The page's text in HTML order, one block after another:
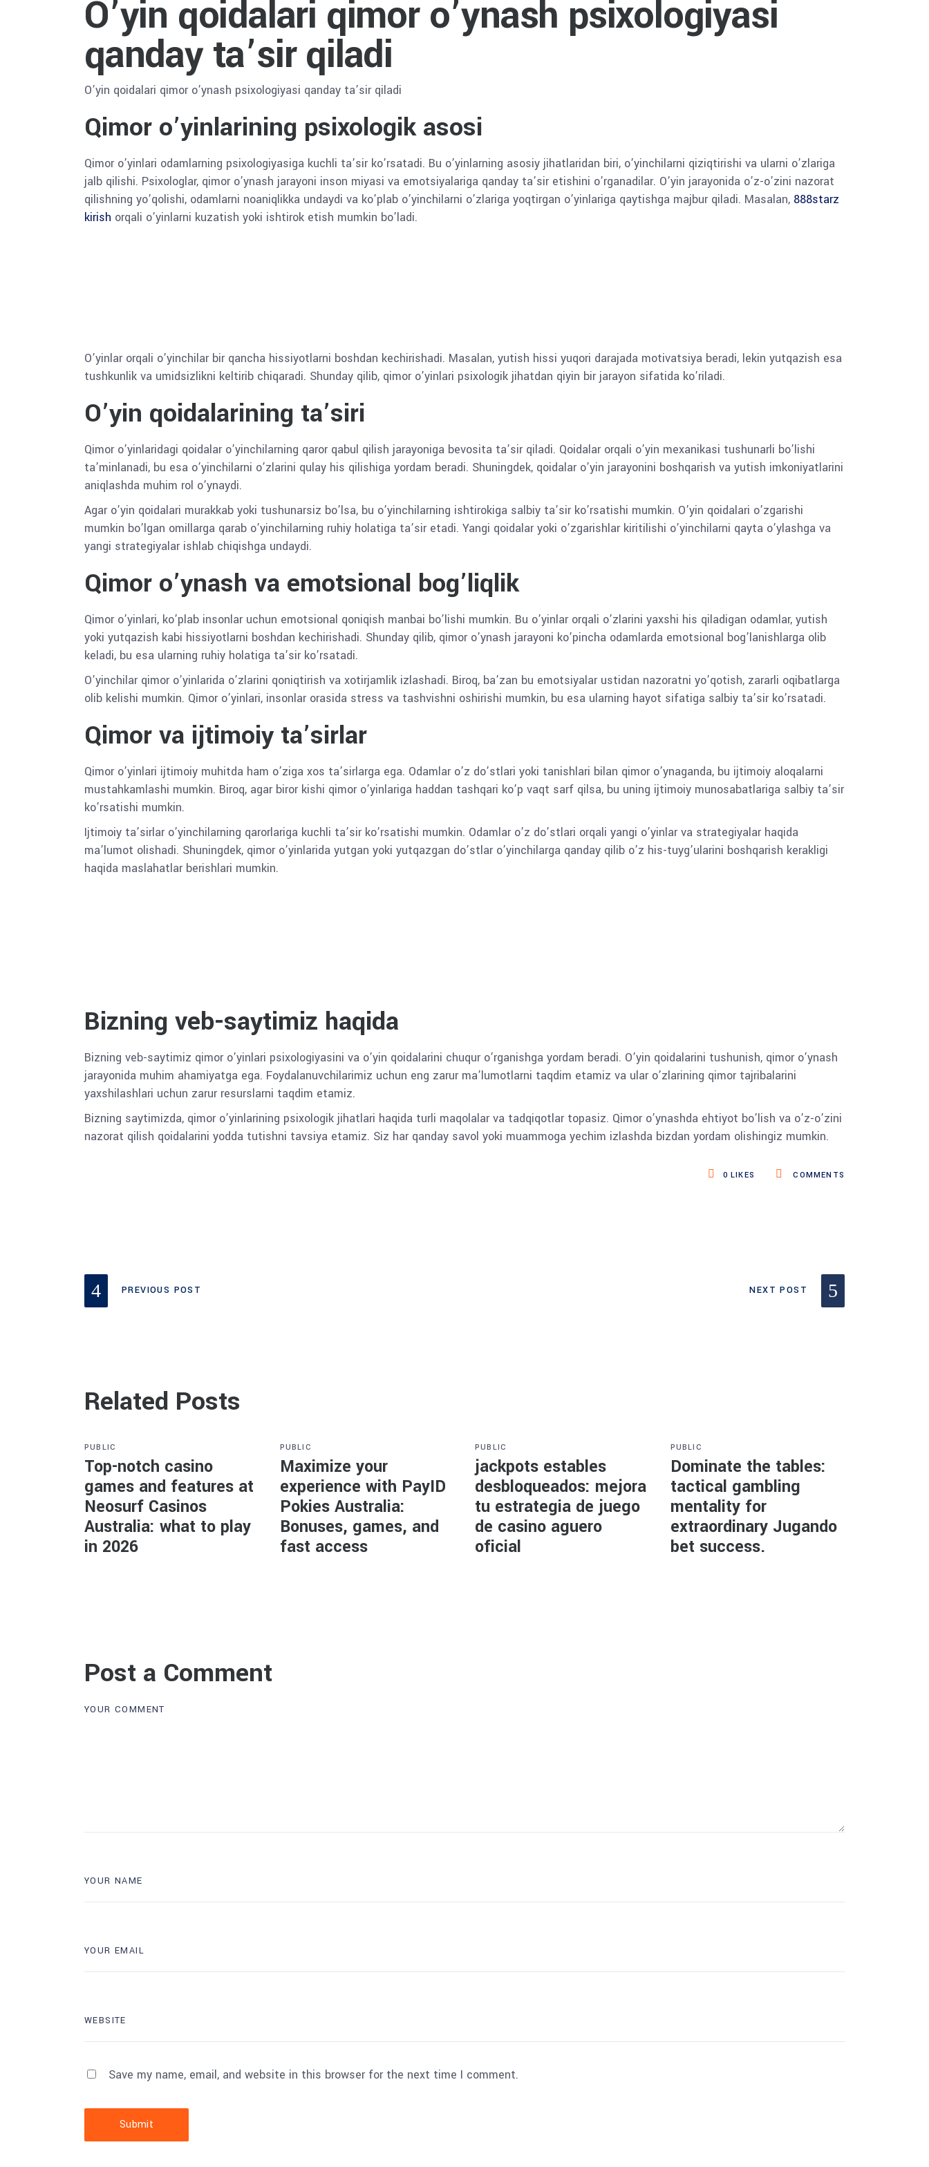
O’yin qoidalari qimor o’ynash psixologiyasi
qanday ta’sir qiladi
O’yin qoidalari qimor o’ynash psixologiyasi qanday ta’sir qiladi
Qimor o’yinlarining psixologik asosi
Qimor o’yinlari odamlarning psixologiyasiga kuchli ta’sir ko’rsatadi. Bu o’yinlarning asosiy jihatlaridan biri, o’yinchilarni qiziqtirishi va ularni o’zlariga
jalb qilishi. Psixologlar, qimor o’ynash jarayoni inson miyasi va emotsiyalariga qanday ta’sir etishini o’rganadilar. O’yin jarayonida o’z-o’zini nazorat
qilishning yo’qolishi, odamlarni noaniqlikka undaydi va ko’plab o’yinchilarni o’zlariga yoqtirgan o’yinlariga qaytishga majbur qiladi. Masalan, 888starz
kirish orqali o’yinlarni kuzatish yoki ishtirok etish mumkin bo’ladi.
O’yinlar orqali o’yinchilar bir qancha hissiyotlarni boshdan kechirishadi. Masalan, yutish hissi yuqori darajada motivatsiya beradi, lekin yutqazish esa
tushkunlik va umidsizlikni keltirib chiqaradi. Shunday qilib, qimor o’yinlari psixologik jihatdan qiyin bir jarayon sifatida ko’riladi.
O’yin qoidalarining ta’siri
Qimor o’yinlaridagi qoidalar o’yinchilarning qaror qabul qilish jarayoniga bevosita ta’sir qiladi. Qoidalar orqali o’yin mexanikasi tushunarli bo’lishi
ta’minlanadi, bu esa o’yinchilarni o’zlarini qulay his qilishiga yordam beradi. Shuningdek, qoidalar o’yin jarayonini boshqarish va yutish imkoniyatlarini
aniqlashda muhim rol o’ynaydi.
Agar o’yin qoidalari murakkab yoki tushunarsiz bo’lsa, bu o’yinchilarning ishtirokiga salbiy ta’sir ko’rsatishi mumkin. O’yin qoidalari o’zgarishi
mumkin bo’lgan omillarga qarab o’yinchilarning ruhiy holatiga ta’sir etadi. Yangi qoidalar yoki o’zgarishlar kiritilishi o’yinchilarni qayta o’ylashga va
yangi strategiyalar ishlab chiqishga undaydi.
Qimor o’ynash va emotsional bog’liqlik
Qimor o’yinlari, ko’plab insonlar uchun emotsional qoniqish manbai bo’lishi mumkin. Bu o’yinlar orqali o’zlarini yaxshi his qiladigan odamlar, yutish
yoki yutqazish kabi hissiyotlarni boshdan kechirishadi. Shunday qilib, qimor o’ynash jarayoni ko’pincha odamlarda emotsional bog’lanishlarga olib
keladi, bu esa ularning ruhiy holatiga ta’sir ko’rsatadi.
O’yinchilar qimor o’yinlarida o’zlarini qoniqtirish va xotirjamlik izlashadi. Biroq, ba’zan bu emotsiyalar ustidan nazoratni yo’qotish, zararli oqibatlarga
olib kelishi mumkin. Qimor o’yinlari, insonlar orasida stress va tashvishni oshirishi mumkin, bu esa ularning hayot sifatiga salbiy ta’sir ko’rsatadi.
Qimor va ijtimoiy ta’sirlar
Qimor o’yinlari ijtimoiy muhitda ham o’ziga xos ta’sirlarga ega. Odamlar o’z do’stlari yoki tanishlari bilan qimor o’ynaganda, bu ijtimoiy aloqalarni
mustahkamlashi mumkin. Biroq, agar biror kishi qimor o’yinlariga haddan tashqari ko’p vaqt sarf qilsa, bu uning ijtimoiy munosabatlariga salbiy ta’sir
ko’rsatishi mumkin.
Ijtimoiy ta’sirlar o’yinchilarning qarorlariga kuchli ta’sir ko’rsatishi mumkin. Odamlar o’z do’stlari orqali yangi o’yinlar va strategiyalar haqida
ma’lumot olishadi. Shuningdek, qimor o’yinlarida yutgan yoki yutqazgan do’stlar o’yinchilarga qanday qilib o’z his-tuyg’ularini boshqarish kerakligi
haqida maslahatlar berishlari mumkin.
Bizning veb-saytimiz haqida
Bizning veb-saytimiz qimor o’yinlari psixologiyasini va o’yin qoidalarini chuqur o’rganishga yordam beradi. O’yin qoidalarini tushunish, qimor o’ynash
jarayonida muhim ahamiyatga ega. Foydalanuvchilarimiz uchun eng zarur ma’lumotlarni taqdim etamiz va ular o’zlarining qimor tajribalarini
yaxshilashlari uchun zarur resurslarni taqdim etamiz.
Bizning saytimizda, qimor o’yinlarining psixologik jihatlari haqida turli maqolalar va tadqiqotlar topasiz. Qimor o’ynashda ehtiyot bo’lish va o’z-o’zini
nazorat qilish qoidalarini yodda tutishni tavsiya etamiz. Siz har qanday savol yoki muammoga yechim izlashda bizdan yordam olishingiz mumkin.
COMMENTS
0 LIKES
PREVIOUS POST NEXT POST
Related Posts
PUBLIC
Top-notch casino
games and features at
Neosurf Casinos
Australia: what to play
in 2026
PUBLIC
Maximize your
experience with PayID
Pokies Australia:
Bonuses, games, and
fast access
PUBLIC
jackpots estables
desbloqueados: mejora
tu estrategia de juego
de casino aguero
oficial
PUBLIC
Dominate the tables:
tactical gambling
mentality for
extraordinary Jugando
bet success.
Post a Comment
Save my name, email, and website in this browser for the next time I comment.
Submit